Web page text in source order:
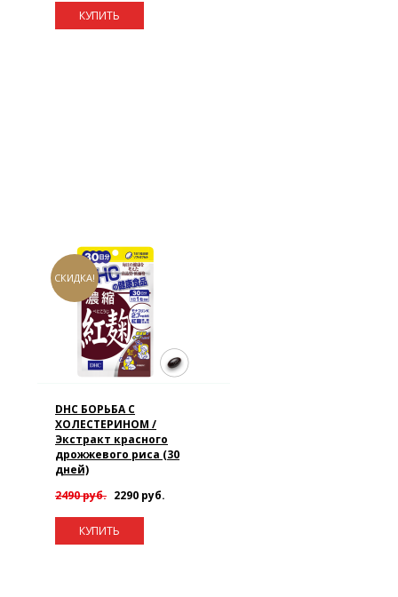
КУПИТЬ
СКИДКА!
DHC БОРЬБА С
ХОЛЕСТЕРИНОМ /
Экстракт красного
дрожжевого риса (30
дней)
2490 руб. 2290 руб.
КУПИТЬ